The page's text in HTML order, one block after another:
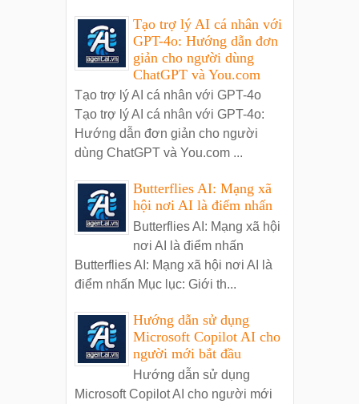
Tạo trợ lý AI cá nhân với
GPT-4o: Hướng dẫn đơn
giản cho người dùng
ChatGPT và You.com
Tạo trợ lý AI cá nhân với GPT-4o
Tạo trợ lý AI cá nhân với GPT-4o:
Hướng dẫn đơn giản cho người
dùng ChatGPT và You.com ...
Butterflies AI: Mạng xã
hội nơi AI là điểm nhấn
Butterflies AI: Mạng xã hội
nơi AI là điểm nhấn
Butterflies AI: Mạng xã hội nơi AI là
điểm nhấn Mục lục: Giới th...
Hướng dẫn sử dụng
Microsoft Copilot AI cho
người mới bắt đầu
Hướng dẫn sử dụng
Microsoft Copilot AI cho người mới